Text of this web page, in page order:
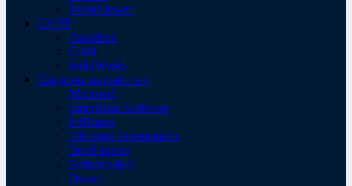
TeamViewer
САПР
Autodesk
Corel
SolidWorks
Средства разработки
Microsoft
SmartBear Software
JetBrains
Allround Automations
DevExpress
Embarcadero
Devart